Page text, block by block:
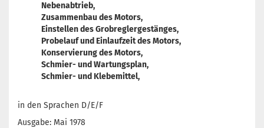
Nebenabtrieb,
Zusammenbau des Motors,
Einstellen des Grobreglergestänges,
Probelauf und Einlaufzeit des Motors,
Konservierung des Motors,
Schmier- und Wartungsplan,
Schmier- und Klebemittel,
in den Sprachen D/E/F
Ausgabe: Mai 1978